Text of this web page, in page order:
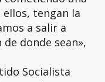
tengan la
a salir a
donde sean»,
Socialista